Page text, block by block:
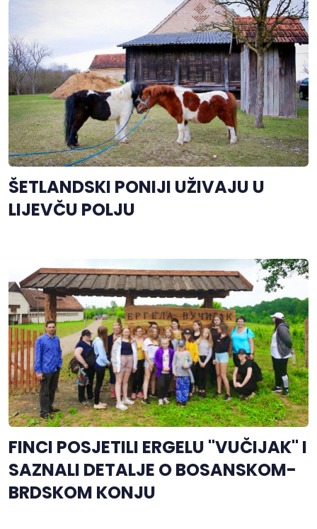
ŠETLANDSKI PONIJI UŽIVAJU U
LIJEVČU POLJU
FINCI POSJETILI ERGELU "VUČIJAK" I
SAZNALI DETALJE O BOSANSKOM-
BRDSKOM KONJU